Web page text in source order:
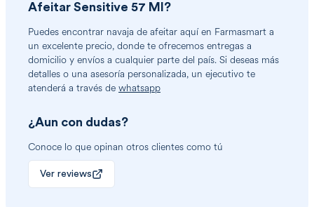
Afeitar Sensitive 57 Ml ?
Puedes encontrar navaja de afeitar aquí en Farmasmart a
un excelente precio, donde te ofrecemos entregas a
domicilio y envíos a cualquier parte del país. Si deseas más
detalles o una asesoría personalizada, un ejecutivo te
atenderá a través de whatsapp
¿Aun con dudas?
Conoce lo que opinan otros clientes como tú
Ver reviews